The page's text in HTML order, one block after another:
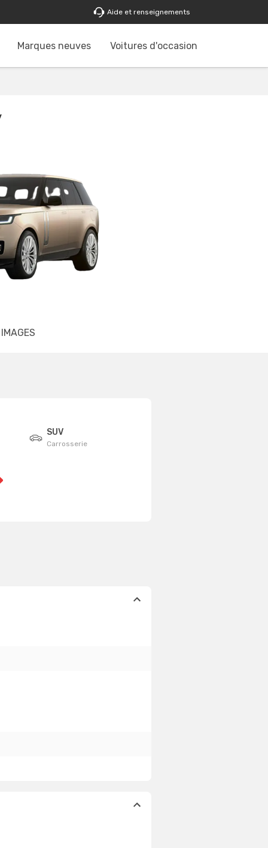
Aide et renseignements
Marques neuves Voitures d'occasion
IMAGES
SUV
Carrosserie